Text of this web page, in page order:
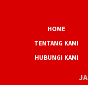
HOME
TENTANG KAMI
HUBUNGI KAMI